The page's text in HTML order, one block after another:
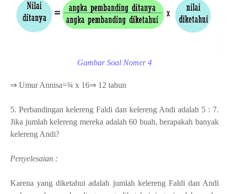
Gambar Soal Nomer 4
⇒ Umur Annisa=¾ x 16⇒ 12 tahun
5. Perbandingan kelereng Faldi dan kelereng Andi adalah 5 : 7.
Jika jumlah kelereng mereka adalah 60 buah, berapakah banyak
kelereng Andi?
Penyelesaian :
Karena yang diketahui adalah jumlah kelereng Faldi dan Andi